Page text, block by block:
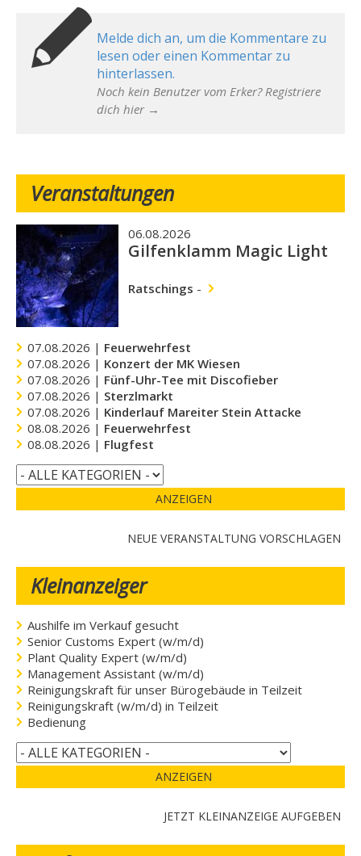
Melde dich an, um die Kommentare zu
lesen oder einen Kommentar zu
hinterlassen.
Noch kein Benutzer vom Erker? Registriere
dich hier →
Veranstaltungen
06.08.2026
Gilfenklamm Magic Light
Ratschings -
07.08.2026 | Feuerwehrfest
07.08.2026 | Konzert der MK Wiesen
07.08.2026 | Fünf-Uhr-Tee mit Discofieber
07.08.2026 | Sterzlmarkt
07.08.2026 | Kinderlauf Mareiter Stein Attacke
08.08.2026 | Feuerwehrfest
08.08.2026 | Flugfest
ANZEIGEN
NEUE VERANSTALTUNG VORSCHLAGEN
Kleinanzeiger
Aushilfe im Verkauf gesucht
Senior Customs Expert (w/m/d)
Plant Quality Expert (w/m/d)
Management Assistant (w/m/d)
Reinigungskraft für unser Bürogebäude in Teilzeit
Reinigungskraft (w/m/d) in Teilzeit
Bedienung
ANZEIGEN
JETZT KLEINANZEIGE AUFGEBEN